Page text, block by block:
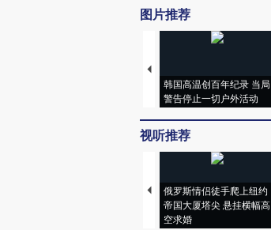
图片推荐
韩国高温创百年纪录 当局
警告停止一切户外活动
视听推荐
俄罗斯情侣徒手爬上纽约
帝国大厦塔尖 悬挂横幅高
空求婚